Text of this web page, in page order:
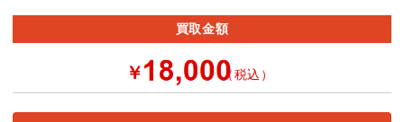
買取金額
￥ （税込）